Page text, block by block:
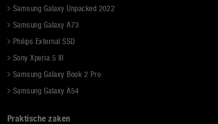
Samsung Galaxy Unpacked 2022
Samsung Galaxy A73
Philips External SSD
Sony Xperia 5 III
Samsung Galaxy Book 2 Pro
Samsung Galaxy A54
Praktische zaken